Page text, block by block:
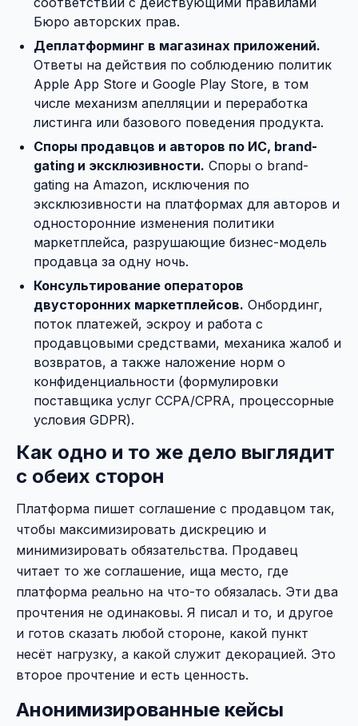
Бюро авторских прав.
Деплатформинг в магазинах приложений.
Ответы на действия по соблюдению политик
Apple App Store и Google Play Store, в том
числе механизм апелляции и переработка
листинга или базового поведения продукта.
Споры продавцов и авторов по ИС, brand-
gating и эксклюзивности. Споры о brand-
gating на Amazon, исключения по
эксклюзивности на платформах для авторов и
односторонние изменения политики
маркетплейса, разрушающие бизнес-модель
продавца за одну ночь.
Консультирование операторов
двусторонних маркетплейсов. Онбординг,
поток платежей, эскроу и работа с
продавцовыми средствами, механика жалоб и
возвратов, а также наложение норм о
конфиденциальности (формулировки
поставщика услуг CCPA/CPRA, процессорные
условия GDPR).
Как одно и то же дело выглядит
с обеих сторон
Платформа пишет соглашение с продавцом так,
чтобы максимизировать дискрецию и
минимизировать обязательства. Продавец
читает то же соглашение, ища место, где
платформа реально на что-то обязалась. Эти два
прочтения не одинаковы. Я писал и то, и другое
и готов сказать любой стороне, какой пункт
несёт нагрузку, а какой служит декорацией. Это
второе прочтение и есть ценность.
Анонимизированные кейсы